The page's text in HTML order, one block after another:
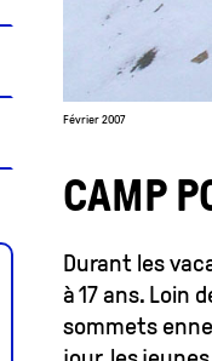
Février 2007
CAMP
Durant les
à 17 ans. Loin
sommets